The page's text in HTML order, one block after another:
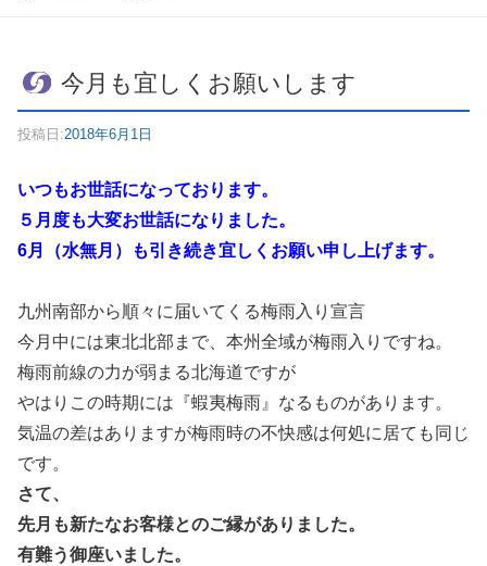
今月も宜しくお願いします
投稿日:2018年6月1日
いつもお世話になっております。
５月度も大変お世話になりました。
6月（水無月）も引き続き宜しくお願い申し上げます。
九州南部から順々に届いてくる梅雨入り宣言
今月中には東北北部まで、本州全域が梅雨入りですね。
梅雨前線の力が弱まる北海道ですが
やはりこの時期には『蝦夷梅雨』なるものがあります。
気温の差はありますが梅雨時の不快感は何処に居ても同じ
です。
さて、
先月も新たなお客様とのご縁がありました。
有難う御座いました。